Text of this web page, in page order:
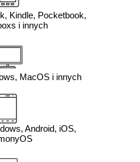
Kindle, Pocketbook,
i innych
MacOS i innych
Android, iOS,